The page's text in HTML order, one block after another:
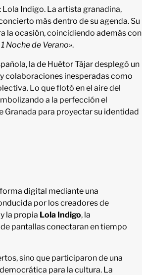
Indigo. La artista granadina,
más dentro de su agenda. Su
la ocasión, coincidiendo además con
Noche de Verano».
la de Huétor Tájar desplegó un
colaboraciones inesperadas como
Lo que flotó en el aire del
a la perfección el
Granada para proyectar su identidad
digital mediante una
por los creadores de
y la propia Lola Indigo, la
pantallas conectaran en tiempo
sino que participaron de una
para la cultura. La